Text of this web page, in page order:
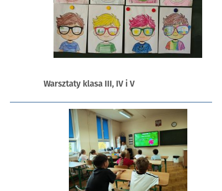
Warsztaty klasa III, IV i V
Opublikowano
dniu